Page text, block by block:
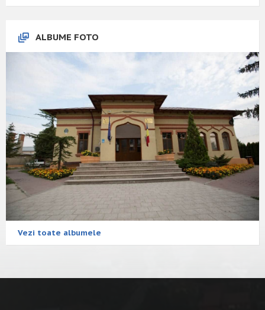
ALBUME FOTO
Vezi toate albumele